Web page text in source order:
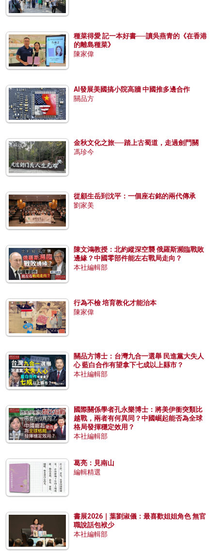
種菜得愛 記一本好書──讀吳燕青的《在香港
的離島種菜》
陳家偉
AI發展美國搞小院高牆 中國推多邊合作
關品方
金秋文化之旅──踏上古蜀道，走過劍門關
馮珍今
從顧生岳到沈平：一個座右銘的兩代傳承
劉家美
陳文鴻教授：北約縱深空襲 俄羅斯瀕臨戰敗
邊緣？中國零部件能左右戰局走向？
本社編輯部
行為不檢 培育教化才能治本
陳家偉
關品方博士：台灣九合一選舉 民進黨大失人
心 藍白合作有望拿下七成以上縣市？
本社編輯部
國際關係學者孔永樂博士：將美伊衝突類比
越戰，兩者有何異同？中國崛起能否為全球
格局發揮穩定效用？
本社編輯部
葛亮：見南山
編輯精選
書展2026｜葉劉淑儀：最喜歡姐姐角色 無官
職說話包袱少
本社編輯部